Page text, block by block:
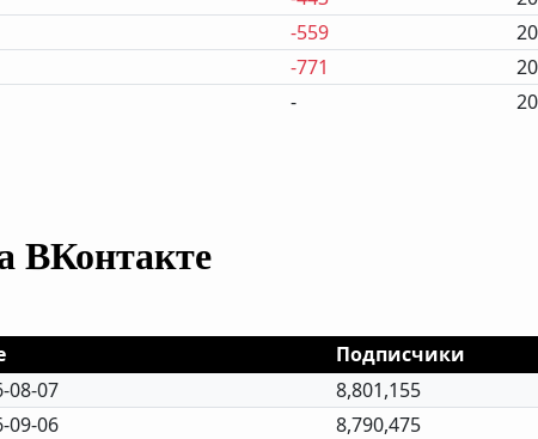
-559 20
-771 20
- 20
ВКонтакте
Подписчики
08-07
8,801,155
09-06
8,790,475